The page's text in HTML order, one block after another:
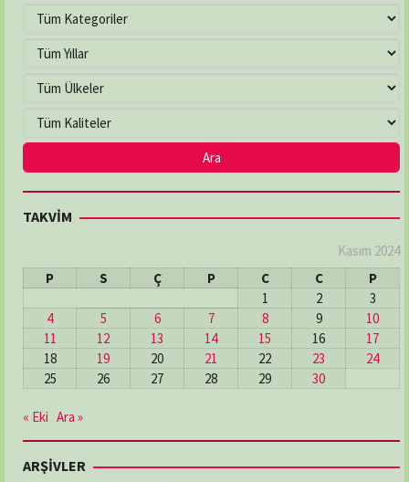
TAKVİM
Kasım 2024
P
S Ç P C C
P
1
2
3
4
5 6 7 8 9
10
11
12 13 14 15 16
17
18
19 20 21 22 23
24
25
26 27 28 29 30
« Eki Ara »
ARŞİVLER